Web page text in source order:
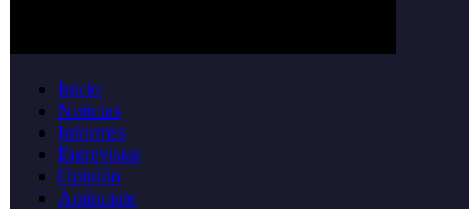
Inicio
Noticias
Informes
Entrevistas
Opinión
Anúnciate